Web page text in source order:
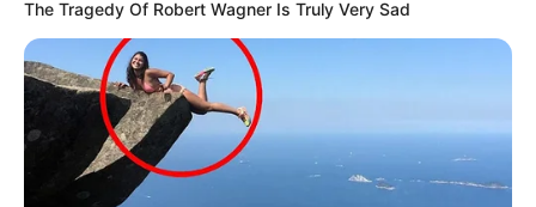
The Tragedy Of Robert Wagner Is Truly Very Sad